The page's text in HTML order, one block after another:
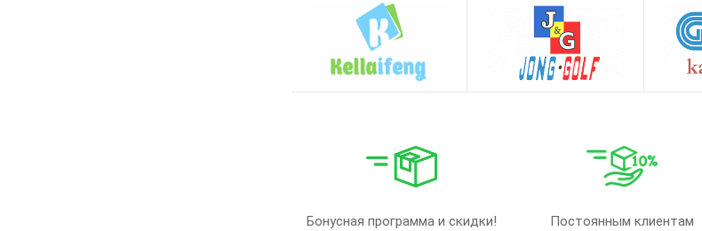
Бонусная программа и скидки!
Постоянным клиентам